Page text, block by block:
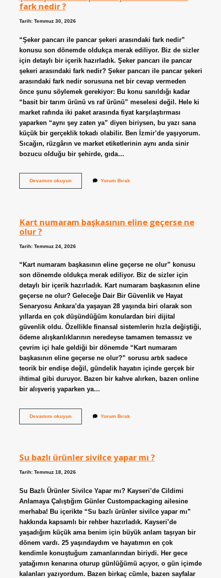
fark nedir ?
Tarih: Temmuz 30, 2026
“Şeker pancarı ile pancar şekeri arasındaki fark nedir”
konusu son dönemde oldukça merak ediliyor. Biz de sizler
için detaylı bir içerik hazırladık. Şeker pancarı ile pancar
şekeri arasındaki fark nedir? Şeker pancarı ile pancar şekeri
arasındaki fark nedir sorusuna net bir cevap vermeden
önce şunu söylemek gerekiyor: Bu konu sanıldığı kadar
“basit bir tarım ürünü vs raf ürünü” meselesi değil. Hele ki
market rafında iki paket arasında fiyat karşılaştırması
yaparken “aynı şey zaten ya” diyen biriysen, bu yazı sana
küçük bir gerçeklik tokadı olabilir. Ben İzmir’de yaşıyorum.
Sıcağın, rüzgârın ve market etiketlerinin aynı anda sinir
bozucu olduğu bir şehirde, gıda…
Devamını okuyunŞeker
pancarı
fark
Yorum Bırak
Kart numaram başkasının eline geçerse ne
olur ?
Tarih: Temmuz 24, 2026
“Kart numaram başkasının eline geçerse ne olur” konusu
son dönemde oldukça merak ediliyor. Biz de sizler için
detaylı bir içerik hazırladık. Kart numaram başkasının eline
geçerse ne olur? Geleceğe Dair Bir Güvenlik ve Hayat
Senaryosu Ankara’da yaşayan 28 yaşında biri olarak son
yıllarda en çok düşündüğüm konulardan biri dijital
güvenlik oldu. Özellikle finansal sistemlerin hızla değiştiği,
ödeme alışkanlıklarının neredeyse tamamen temassız ve
çevrim içi hale geldiği bir dönemde “Kart numaram
başkasının eline geçerse ne olur?” sorusu artık sadece
teorik bir endişe değil, gündelik hayatın içinde gerçek bir
ihtimal gibi duruyor. Bazen bir kahve alırken, bazen online
bir alışveriş yaparken ya…
Devamını okuyunKart
olur
Yorum Bırak
Su bazlı ürünler sivilce yapar mı ?
Tarih: Temmuz 18, 2026
Su Bazlı Ürünler Sivilce Yapar mı? Kayseri’de Cildimi
Anlamaya Çalıştığım Günler Custompackaging ailesine
merhaba! Bu içerikte “Su bazlı ürünler sivilce yapar mı”
hakkında kapsamlı bir rehber hazırladık. Kayseri’de
yaşadığım küçük ama benim için büyük anlam taşıyan bir
dönem vardı. 25 yaşındaydım ve hayatımın en çok
kendimle konuştuğum zamanlarından biriydi. Her gece
yatağımın kenarına oturup günlüğümü açıyor, o gün içimde
kalanları yazıyordum. Bazen birkaç cümle, bazen sayfalar